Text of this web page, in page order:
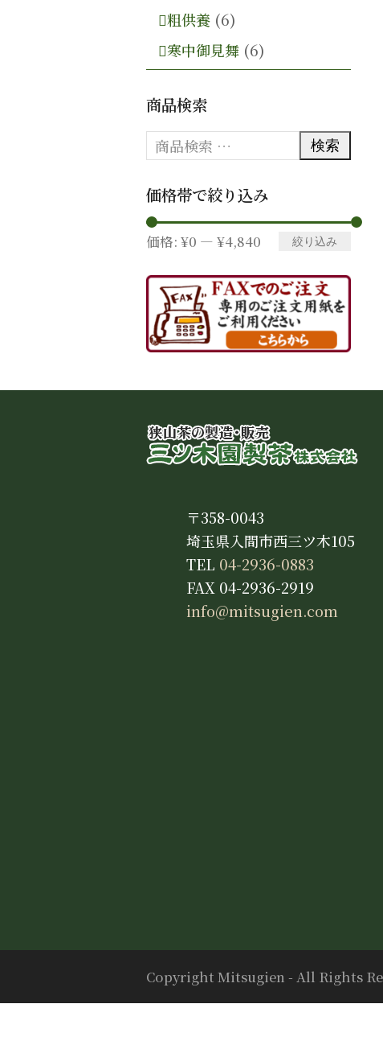
粗供養 (6)
寒中御見舞 (6)
商品検索
検索
価格帯で絞り込み
最
価
最
価
絞り込み
価格: ¥0 — ¥4,840
〒358-0043
埼玉県入間市西三ツ木105
TEL 04-2936-0883
FAX 04-2936-2919
info@mitsugien.com
Copyright Mitsugien - All Rights